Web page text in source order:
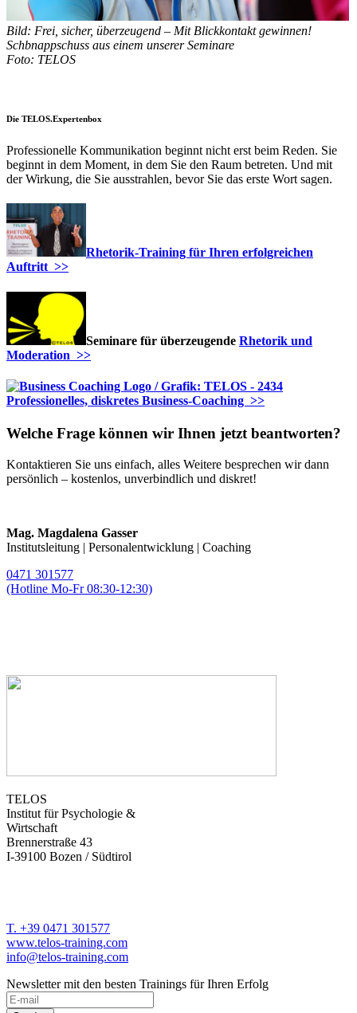
Bild: Frei, sicher, überzeugend – Mit Blickkontakt gewinnen!
Schbnappschuss aus einem unserer Seminare
Foto: TELOS
Die TELOS.Expertenbox
Professionelle Kommunikation beginnt nicht erst beim Reden. Sie
beginnt in dem Moment, in dem Sie den Raum betreten. Und mit
der Wirkung, die Sie ausstrahlen, bevor Sie das erste Wort sagen.
Rhetorik-Training für Ihren erfolgreichen
Auftritt >>
Seminare für überzeugende Rhetorik und
Moderation >>
Professionelles, diskretes Business-Coaching >>
Welche Frage können wir Ihnen jetzt beantworten?
Kontaktieren Sie uns einfach, alles Weitere besprechen wir dann
persönlich – kostenlos, unverbindlich und diskret!
Mag. Magdalena Gasser
Institutsleitung | Personalentwicklung | Coaching
0471 301577
(Hotline Mo-Fr 08:30-12:30)
TELOS
Institut für Psychologie &
Wirtschaft
Brennerstraße 43
I-39100 Bozen / Südtirol
T. +39 0471 301577
www.telos-training.com
info@telos-training.com
Newsletter mit den besten Trainings für Ihren Erfolg